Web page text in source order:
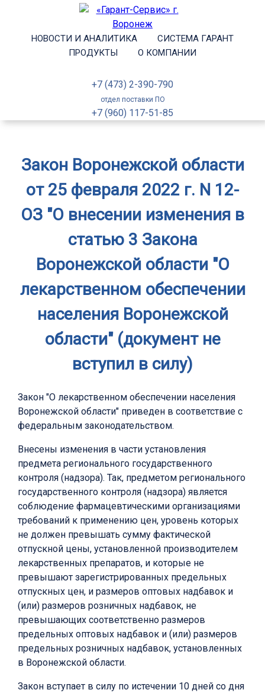
НОВОСТИ И АНАЛИТИКА
СИСТЕМА ГАРАНТ
ПРОДУКТЫ
О КОМПАНИИ
+7 (473) 2-390-790
отдел поставки ПО
+7 (960) 117-51-85
Закон Воронежской области
от 25 февраля 2022 г. N 12-
ОЗ "О внесении изменения в
статью 3 Закона
Воронежской области "О
лекарственном обеспечении
населения Воронежской
области" (документ не
вступил в силу)
Закон "О лекарственном обеспечении населения
Воронежской области" приведен в соответствие с
федеральным законодательством.
Внесены изменения в части установления
предмета регионального государственного
контроля (надзора). Так, предметом регионального
государственного контроля (надзора) является
соблюдение фармацевтическими организациями
требований к применению цен, уровень которых
не должен превышать сумму фактической
отпускной цены, установленной производителем
лекарственных препаратов, и которые не
превышают зарегистрированных предельных
отпускных цен, и размеров оптовых надбавок и
(или) размеров розничных надбавок, не
превышающих соответственно размеров
предельных оптовых надбавок и (или) размеров
предельных розничных надбавок, установленных
в Воронежской области.
Закон вступает в силу по истечении 10 дней со дня